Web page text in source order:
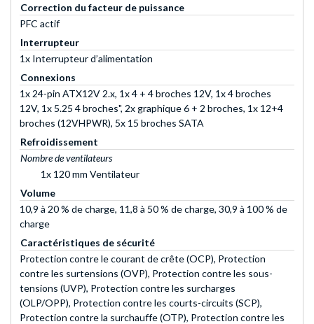
Correction du facteur de puissance
PFC actif
Interrupteur
1x Interrupteur d’alimentation
Connexions
1x 24-pin ATX12V 2.x, 1x 4 + 4 broches 12V, 1x 4 broches
12V, 1x 5.25 4 broches", 2x graphique 6 + 2 broches, 1x 12+4
broches (12VHPWR), 5x 15 broches SATA
Refroidissement
Nombre de ventilateurs
1x 120 mm Ventilateur
Volume
10,9 à 20 % de charge, 11,8 à 50 % de charge, 30,9 à 100 % de
charge
Caractéristiques de sécurité
Protection contre le courant de crête (OCP), Protection
contre les surtensions (OVP), Protection contre les sous-
tensions (UVP), Protection contre les surcharges
(OLP/OPP), Protection contre les courts-circuits (SCP),
Protection contre la surchauffe (OTP), Protection contre les